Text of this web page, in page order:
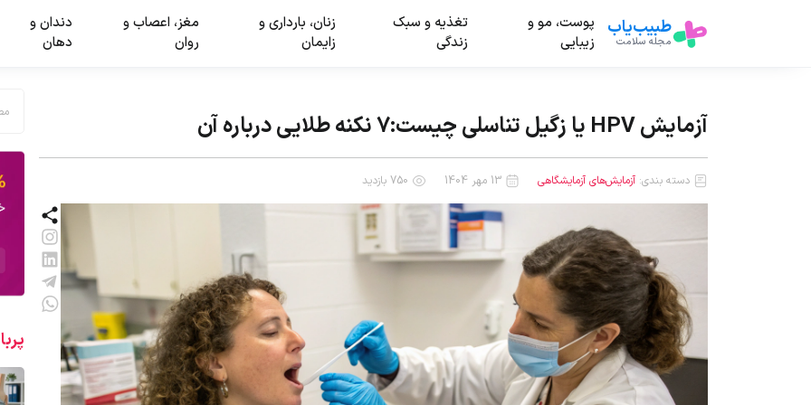
طبیب‌یاب
مجله سلامت
پوست، مو و
زیبایی
تغذیه و سبک
زندگی
زنان، بارداری و
زایمان
مغز، اعصاب و
روان
دندان و
دهان
آزمایش HPV یا زگیل تناسلی چیست:7 نکنه طلایی درباره آن
دسته بندی: آزمایش‌های آزمایشگاهی